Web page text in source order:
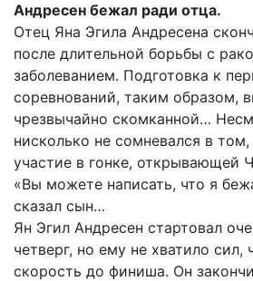
Андресен бежал ради отца.
Отец Яна Эгила Андресена
после длительной борьбы с
заболеванием. Подготовка к
соревнований, таким образом,
чрезвычайно скомканной…
нисколько не сомневался в
участие в гонке, открывающей
«Вы можете написать, что я
сказал сын…
Ян Эгил Андресен стартовал
четверг, но ему не хватило сил,
скорость до финиша. Он